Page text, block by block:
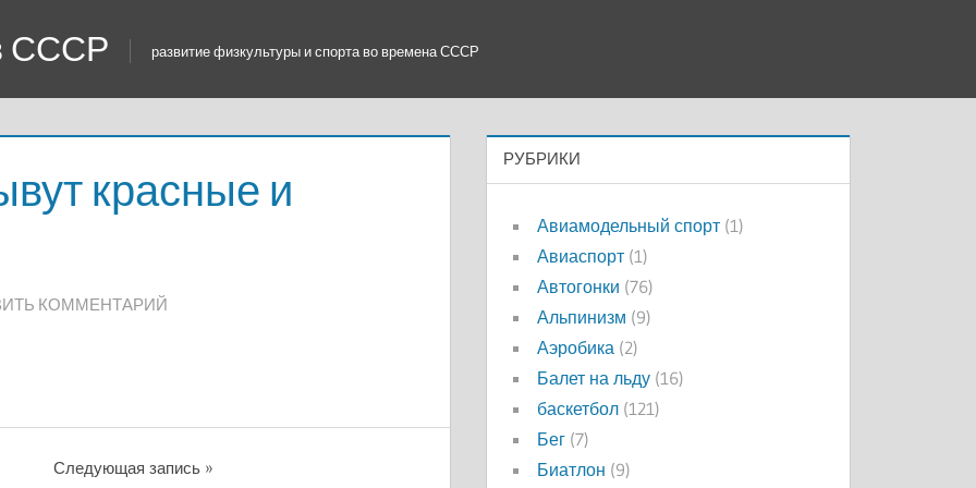
СССР развитие физкультуры и спорта во времена СССР
красные и
КОММЕНТАРИЙ
Следующая запись
РУБРИКИ
Авиамодельный спорт (1)
Авиаспорт (1)
Автогонки (76)
Альпинизм (9)
Аэробика (2)
Балет на льду (16)
баскетбол (121)
Бег (7)
Биатлон (9)